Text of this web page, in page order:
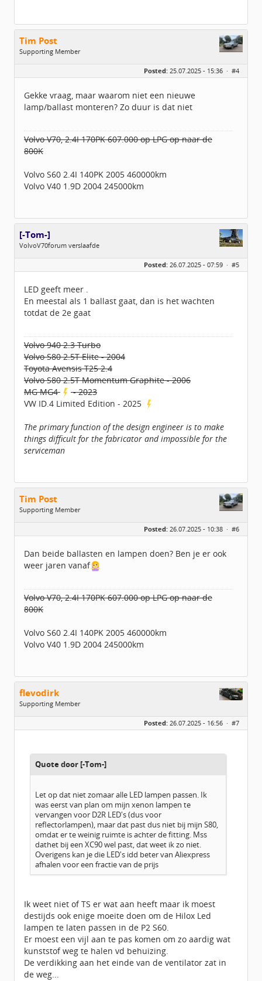
Tim Post
Supporting Member
Homepage:
Www.bonusbijzaak.n…
Geregistreerd:10 / 2024
Posted: 25.07.2025 - 15:36 · #4
Gekke vraag, maar waarom niet een nieuwe
lamp/ballast monteren? Zo duur is dat niet
Volvo V70, 2.4I 170PK 607.000 op LPG op naar de
800K
Volvo S60 2.4I 140PK 2005 460000km
Volvo V40 1.9D 2004 245000km
[-Tom-]
VolvoV70forum verslaafde
Geslacht:
Leeftijd:
39
Berichten:
4065
Geregistreerd:10 / 2013
Posted: 26.07.2025 - 07:59 · #5
LED geeft meer .
En meestal als 1 ballast gaat, dan is het wachten
totdat de 2e gaat
Volvo 940 2.3 Turbo
Volvo S80 2.5T Elite - 2004
Toyota Avensis T25 2.4
Volvo S80 2.5T Momentum Graphite - 2006
MG MG4
- 2023
VW ID.4 Limited Edition - 2025
The primary function of the design engineer is to make
things difficult for the fabricator and impossible for the
serviceman
Tim Post
Supporting Member
Homepage:
Www.bonusbijzaak.n…
Geregistreerd: 10 / 2024
Posted: 26.07.2025 - 10:38 · #6
Dan beide ballasten en lampen doen? Ben je er ook
weer jaren vanaf
Volvo V70, 2.4I 170PK 607.000 op LPG op naar de
800K
Volvo S60 2.4I 140PK 2005 460000km
Volvo V40 1.9D 2004 245000km
flevodirk
Supporting Member
Geslacht:
Leeftijd:
56
Posted: 26.07.2025 - 16:56 · #7
Quote door [-Tom-]
Let op dat niet zomaar alle LED lampen passen. Ik
was eerst van plan om mijn xenon lampen te
vervangen voor D2R LED's (dus voor
reflectorlampen), maar dat past dus niet bij mijn S80,
omdat er te weinig ruimte is achter de fitting. Mss
dathet bij een XC90 wel past, dat weet ik zo niet.
Overigens kan je die LED's idd beter van Aliexpress
afhalen voor een fractie van de prijs
Ik weet niet of TS er wat aan heeft maar ik moest
destijds ook enige moeite doen om de Hilox Led
lampen te laten passen in de P2 S60.
Er moest een vijl aan te pas komen om zo aardig wat
kunststof weg te halen vd behuizing.
De verdikking aan het einde van de ventilator zat in
de weg...